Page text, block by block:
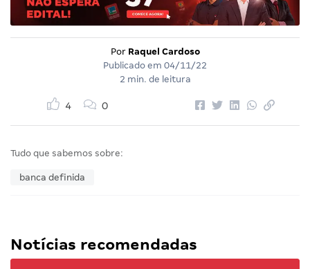
Por Raquel Cardoso
Publicado em 04/11/22
2 min. de leitura
4 0
Tudo que sabemos sobre:
banca definida
Notícias recomendadas